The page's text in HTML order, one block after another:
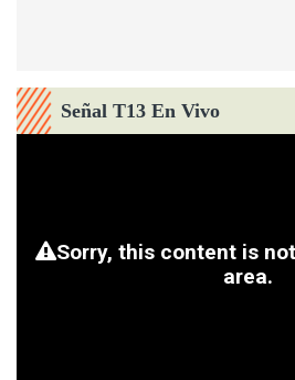
Señal T13 En Vivo